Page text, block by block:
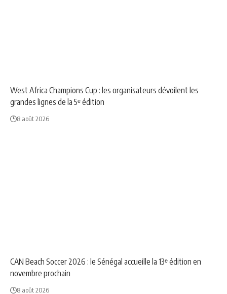
West Africa Champions Cup : les organisateurs dévoilent les
grandes lignes de la 5ᵉ édition
8 août 2026
CAN Beach Soccer 2026 : le Sénégal accueille la 13ᵉ édition en
novembre prochain
8 août 2026